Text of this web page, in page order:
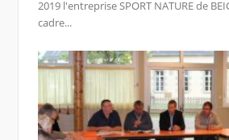
2019 l'entreprise SPORT NATURE de
cadre...